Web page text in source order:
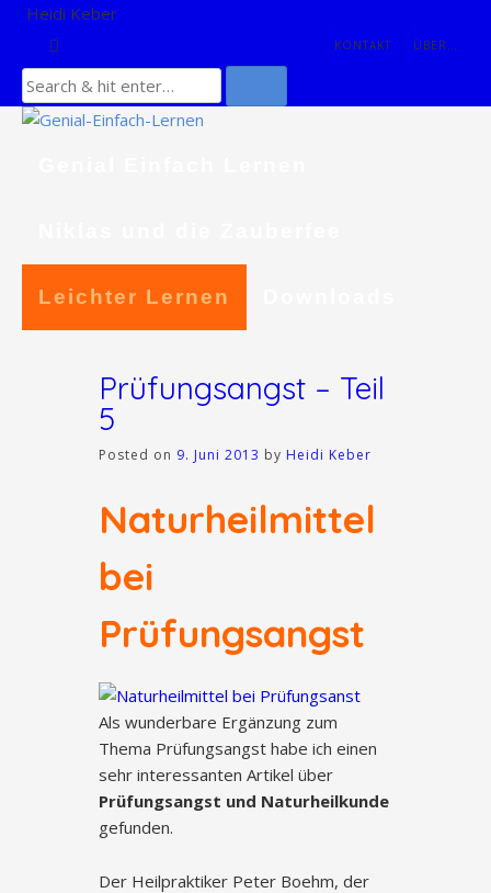
Skip
content
Heidi Keber
KONTAKT ÜBER…
Leichter Lernen
Prüfungsangst – Teil
5
Posted on 9. Juni 2013 by Heidi Keber
Naturheilmittel
bei
Prüfungsangst
Als wunderbare Ergänzung zum
Thema Prüfungsangst habe ich einen
sehr interessanten Artikel über
Prüfungsangst und Naturheilkunde
gefunden.
Der Heilpraktiker Peter Boehm, der